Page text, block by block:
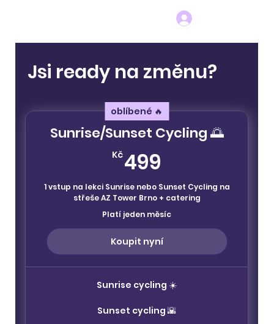
Jsi ready na změnu?
oblíbené 🔥
Sunrise/Sunset Cycling 🌅
Kč499
1 vstup na lekci Sunrise nebo Sunset Cycling na
střeše AZ Tower Brno + catering
Platí jeden měsíc
Koupit nyní
Sunrise cycling ☀️
Sunset cycling 🌇